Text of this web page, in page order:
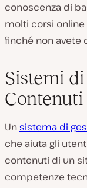
conoscenza di
molti corsi
finché non avete
Sistemi
Contenuti
Unsistema di
che aiuta gli
contenuti di un
competenze